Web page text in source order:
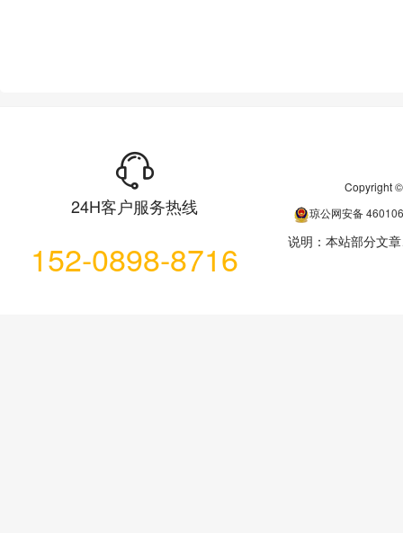
24H客户服务热线
152-0898-8716
Copyright
琼公网安备
说明：本站部分文